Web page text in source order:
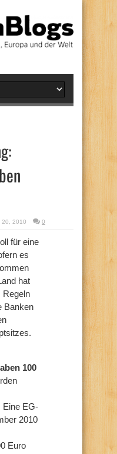
20, 2010 0
für eine
es
hat
Regeln
Banken
100
Eine EG-
2010
Euro